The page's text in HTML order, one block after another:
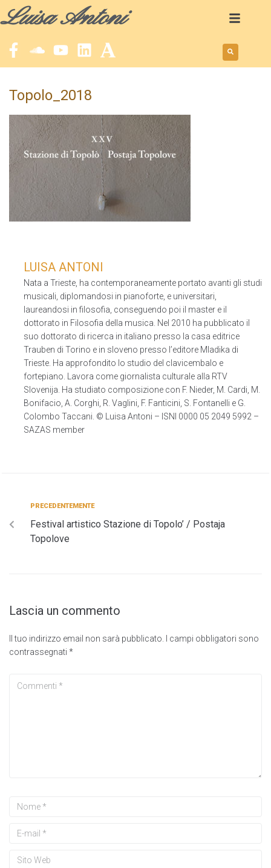
Luisa Antoni
Topolo_2018
LUISA ANTONI
Nata a Trieste, ha contemporaneamente portato avanti gli studi
musicali, diplomandosi in pianoforte, e universitari,
laureandosi in filosofia, conseguendo poi il master e il
dottorato in Filosofia della musica. Nel 2010 ha pubblicato il
suo dottorato di ricerca in italiano presso la casa editrice
Trauben di Torino e in sloveno presso l’editore Mladika di
Trieste. Ha approfondito lo studio del clavicembalo e
fortepiano. Lavora come giornalista culturale alla RTV
Slovenija. Ha studiato composizione con F. Nieder, M. Cardi, M.
Bonifacio, A. Corghi, R. Vaglini, F. Fanticini, S. Fontanelli e G.
Colombo Taccani. © Luisa Antoni – ISNI 0000 05 2049 5992 –
SAZAS member
PRECEDENTEMENTE
Festival artistico Stazione di Topolo’ / Postaja
Topolove
Lascia un commento
Il tuo indirizzo email non sarà pubblicato.
I campi obbligatori sono
contrassegnati *